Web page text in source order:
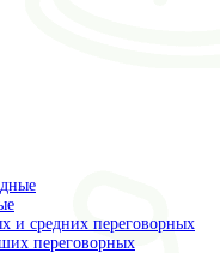
и средних переговорных
переговорных